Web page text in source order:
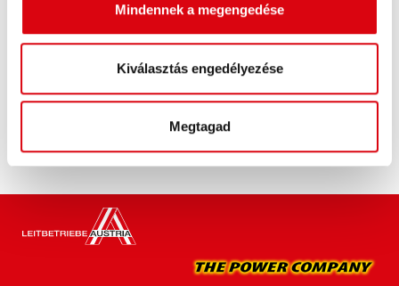
Mindennek a megengedése
Kiválasztás engedélyezése
Megtagad
Eredeti minőség utólagos beszereléshez.
KERESKEDŐ ÉS BESZERELŐ SZERVIZ >